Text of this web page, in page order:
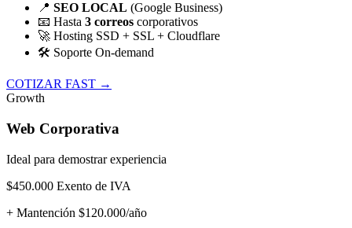
📍 SEO LOCAL (Google Business)
📧 Hasta 3 correos corporativos
🚀 Hosting SSD + SSL + Cloudflare
🛠️ Soporte On-demand
COTIZAR FAST →
Growth
Web Corporativa
Ideal para demostrar experiencia
$450.000 Exento de IVA
+ Mantención $120.000/año